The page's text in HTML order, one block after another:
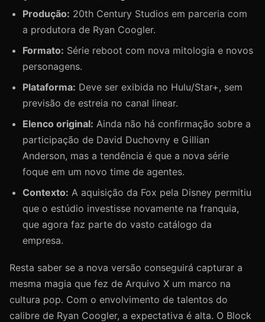
Produção: 20th Century Studios em parceria com
a produtora de Ryan Coogler.
Formato: Série reboot com nova mitologia e novos
personagens.
Plataforma: Deve ser exibida no Hulu/Star+, sem
previsão de estreia no canal linear.
Elenco original: Ainda não há confirmação sobre a
participação de David Duchovny e Gillian
Anderson, mas a tendência é que a nova série
foque em um novo time de agentes.
Contexto: A aquisição da Fox pela Disney permitiu
que o estúdio investisse novamente na franquia,
que agora faz parte do vasto catálogo da
empresa.
Resta saber se a nova versão conseguirá capturar a
mesma magia que fez de Arquivo X um marco na
cultura pop. Com o envolvimento de talentos do
calibre de Ryan Coogler, a expectativa é alta. O Block